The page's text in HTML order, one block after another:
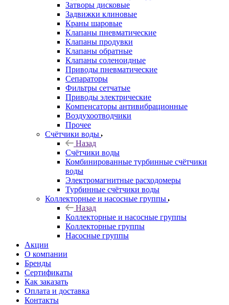
Затворы дисковые
Задвижки клиновые
Краны шаровые
Клапаны пневматические
Клапаны продувки
Клапаны обратные
Клапаны соленоидные
Приводы пневматические
Сепараторы
Фильтры сетчатые
Приводы электрические
Компенсаторы антивибрационные
Воздухоотводчики
Прочее
Счётчики воды
Назад
Счётчики воды
Комбинированные турбинные счётчики
воды
Электромагнитные расходомеры
Турбинные счётчики воды
Коллекторные и насосные группы
Назад
Коллекторные и насосные группы
Коллекторные группы
Насосные группы
Акции
О компании
Бренды
Сертификаты
Как заказать
Оплата и доставка
Контакты